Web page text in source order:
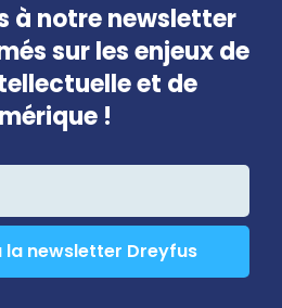
à notre newsletter
sur les enjeux de
et de
!
la newsletter Dreyfus